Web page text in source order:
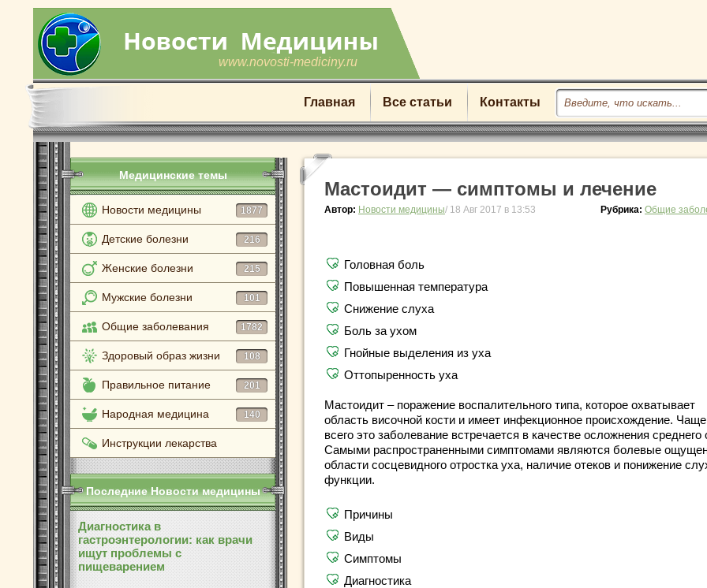
www.novosti-mediciny.ru
Главная Все статьи Контакты
Медицинские темы
Новости медицины 1877
Детские болезни 216
Женские болезни 215
Мужские болезни 101
Общие заболевания 1782
Здоровый образ жизни 108
Правильное питание 201
Народная медицина 140
Инструкции лекарства
Последние Новости медицины
Диагностика в
гастроэнтерологии: как врачи
ищут проблемы с
пищеварением
Мастоидит — симптомы и лечение
Автор: Новости медицины/ 18 Авг 2017 в 13:53 Рубрика: Общие
Головная боль
Повышенная температура
Снижение слуха
Боль за ухом
Гнойные выделения из уха
Оттопыренность уха
Мастоидит – поражение воспалительного типа, которое охватывает
область височной кости и имеет инфекционное происхождение. Чаще
всего это заболевание встречается в качестве осложнения среднего
Самыми распространенными симптомами являются болевые
области сосцевидного отростка уха, наличие отеков и понижение
функции.
Причины
Виды
Симптомы
Диагностика